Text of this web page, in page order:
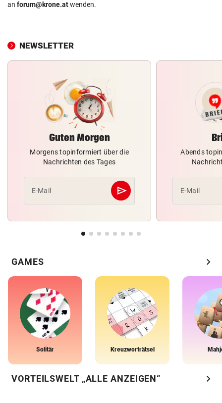
an forum@krone.atwenden.
NEWSLETTER
Guten Morgen
Morgens topinformiert über die
Nachrichten des Tages
E-Mail send
Abschicken
Abends
E-Mail
GAMES chevron_right
Solitär Kreuzworträtsel
VORTEILSWELT „ALLE ANZEIGEN“ chevron_right